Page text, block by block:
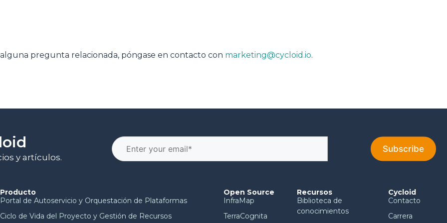
alguna pregunta relacionada, póngase en contacto con marketing@cycloid.io.
y artículos.
Producto
Portal de Autoservicio y Orquestación de Plataformas
Ciclo de Vida del Proyecto y Gestión de Recursos
Open Source
InfraMap
TerraCognita
Recursos
Biblioteca de
conocimientos
Cycloid
Contacto
Carrera